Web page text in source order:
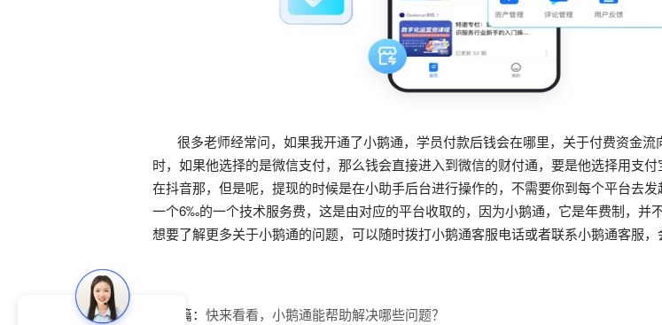
很多老师经常问，如果我开通了小鹅通，学员付款后钱会在哪里，关于付费资金流
时，如果他选择的是微信支付，那么钱会直接进入到微信的财付通，要是他选择用支
在抖音那，但是呢，提现的时候是在小助手后台进行操作的，不需要你到每个平台去
一个6‰的一个技术服务费，这是由对应的平台收取的，因为小鹅通，它是年费制，并
想要了解更多关于小鹅通的问题，可以随时拨打小鹅通客服电话或者联系小鹅通客服，
上一篇： 快来看看，小鹅通能帮助解决哪些问题？